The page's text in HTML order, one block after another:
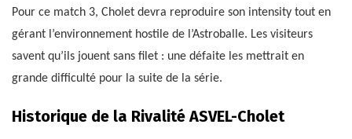
Pour ce match 3, Cholet devra reproduire son intensity tout en
gérant l’environnement hostile de l’Astroballe. Les visiteurs
savent qu’ils jouent sans filet : une défaite les mettrait en
grande difficulté pour la suite de la série.
Historique de la Rivalité ASVEL-Cholet